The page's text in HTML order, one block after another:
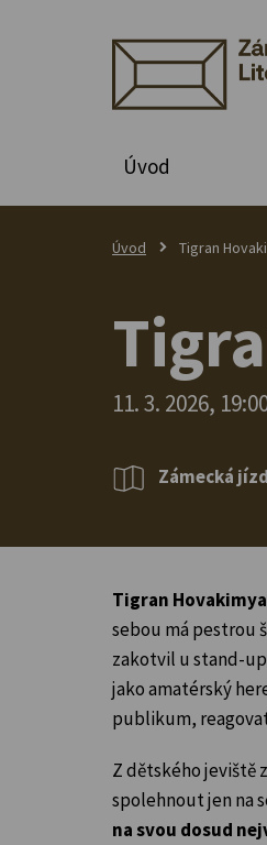
Úvod
Úvod Tigran
11. 3. 2026,
Zámecká
Tigran
sebou má pestrou
zakotvil u stand-
jako amatérský
publikum,
Z dětského jeviště
spolehnout jen na
na svou dosud